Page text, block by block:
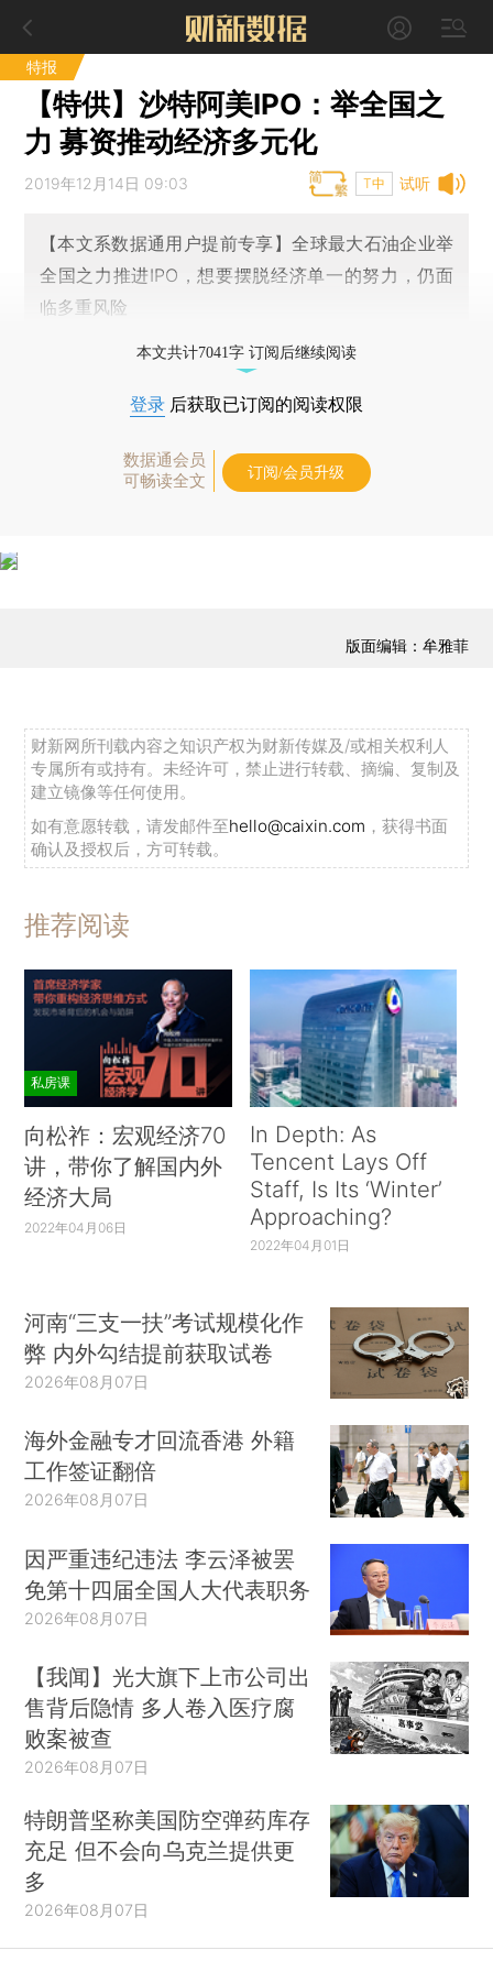
特报
【特供】沙特阿美IPO：举全国之
力 募资推动经济多元化
试听
2019年12月14日 09:03 T中
【本文系数据通用户提前专享】全球最大石油企业举
全国之力推进IPO，想要摆脱经济单一的努力，仍面
临多重风险
本文共计7041字 订阅后继续阅读
登录 后获取已订阅的阅读权限
数据通会员
可畅读全文
订阅/会员升级
版面编辑：牟雅菲
财新网所刊载内容之知识产权为财新传媒及/或相关权利人
专属所有或持有。未经许可，禁止进行转载、摘编、复制及
建立镜像等任何使用。
如有意愿转载，请发邮件至hello@caixin.com ，获得书面
确认及授权后，方可转载。
推荐阅读
私房课
向松祚：宏观经济70
讲，带你了解国内外
经济大局
2022年04月06日
In Depth: As
Tencent Lays Off
Staff, Is Its ‘Winter’
Approaching?
2022年04月01日
河南“三支一扶”考试规模化作
弊 内外勾结提前获取试卷
2026年08月07日
海外金融专才回流香港 外籍
工作签证翻倍
2026年08月07日
因严重违纪违法 李云泽被罢
免第十四届全国人大代表职务
2026年08月07日
【我闻】光大旗下上市公司出
售背后隐情 多人卷入医疗腐
败案被查
2026年08月07日
特朗普坚称美国防空弹药库存
充足 但不会向乌克兰提供更
多
2026年08月07日